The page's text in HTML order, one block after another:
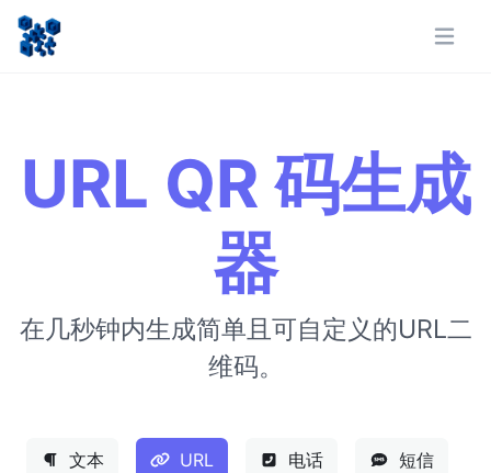
URL QR 码生成
器
在几秒钟内生成简单且可自定义的URL二
维码。
文本 URL 电话 短信